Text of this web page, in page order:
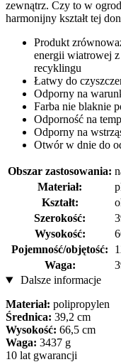
zewnątrz. Czy to w
harmonijny kształt tej
Produkt
energii wiatrowej
recyklingu
Łatwy do
Odporny na
Farba nie blaknie
Odporność na
Odporny na
Otwór w dnie do
Obszar zastosowania:
Materiał:
Kształt:
Szerokość:
Wysokość:
Pojemność/objętość:
Waga:
Dalsze informacje
Materiał: polipropylen
Średnica: 39,2 cm
Wysokość: 66,5 cm
Waga: 3437 g
10 lat gwarancji